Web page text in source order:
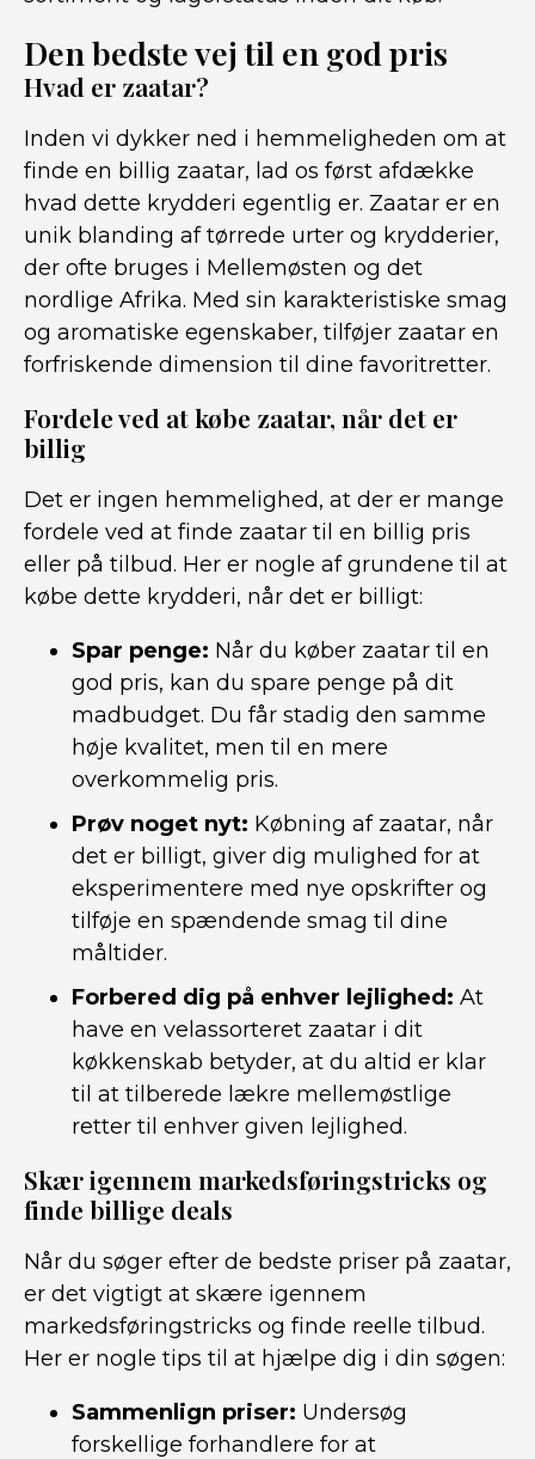
Den bedste vej til en god pris
Hvad er zaatar?
Inden vi dykker ned i hemmeligheden om at
finde en billig zaatar, lad os først afdække
hvad dette krydderi egentlig er. Zaatar er en
unik blanding af tørrede urter og krydderier,
der ofte bruges i Mellemøsten og det
nordlige Afrika. Med sin karakteristiske smag
og aromatiske egenskaber, tilføjer zaatar en
forfriskende dimension til dine favoritretter.
Fordele ved at købe zaatar, når det er
billig
Det er ingen hemmelighed, at der er mange
fordele ved at finde zaatar til en billig pris
eller på tilbud. Her er nogle af grundene til at
købe dette krydderi, når det er billigt:
Spar penge: Når du køber zaatar til en
god pris, kan du spare penge på dit
madbudget. Du får stadig den samme
høje kvalitet, men til en mere
overkommelig pris.
Prøv noget nyt: Købning af zaatar, når
det er billigt, giver dig mulighed for at
eksperimentere med nye opskrifter og
tilføje en spændende smag til dine
måltider.
Forbered dig på enhver lejlighed: At
have en velassorteret zaatar i dit
køkkenskab betyder, at du altid er klar
til at tilberede lækre mellemøstlige
retter til enhver given lejlighed.
Skær igennem markedsføringstricks og
finde billige deals
Når du søger efter de bedste priser på zaatar,
er det vigtigt at skære igennem
markedsføringstricks og finde reelle tilbud.
Her er nogle tips til at hjælpe dig i din søgen:
Sammenlign priser: Undersøg
forskellige forhandlere for at